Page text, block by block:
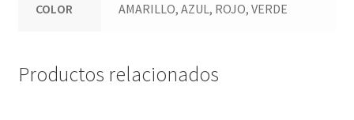
COLOR AMARILLO, AZUL, ROJO, VERDE
Productos relacionados